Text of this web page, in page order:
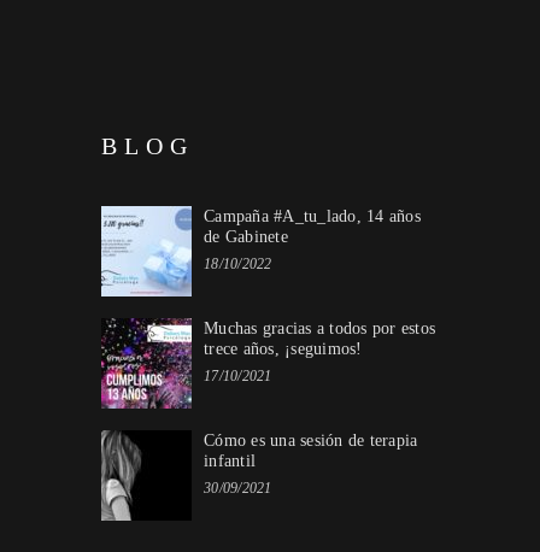
BLOG
Campaña #A_tu_lado, 14 años
de Gabinete
18/10/2022
Muchas gracias a todos por estos
trece años, ¡seguimos!
17/10/2021
Cómo es una sesión de terapia
infantil
30/09/2021